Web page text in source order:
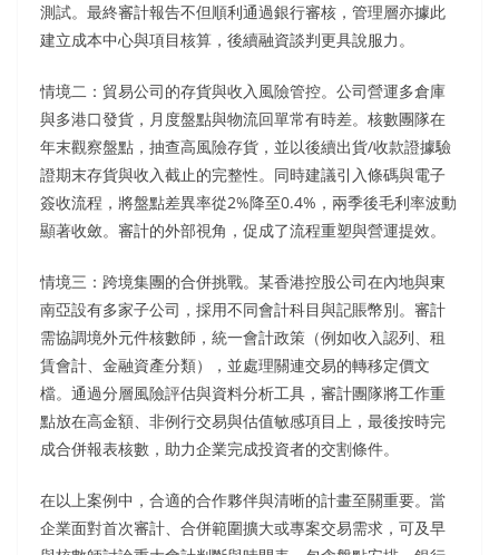
測試。最終審計報告不但順利通過銀行審核，管理層亦據此
建立成本中心與項目核算，後續融資談判更具說服力。
情境二：貿易公司的存貨與收入風險管控。公司營運多倉庫
與多港口發貨，月度盤點與物流回單常有時差。核數團隊在
年末觀察盤點，抽查高風險存貨，並以後續出貨/收款證據驗
證期末存貨與收入截止的完整性。同時建議引入條碼與電子
簽收流程，將盤點差異率從2%降至0.4%，兩季後毛利率波動
顯著收斂。審計的外部視角，促成了流程重塑與營運提效。
情境三：跨境集團的合併挑戰。某香港控股公司在內地與東
南亞設有多家子公司，採用不同會計科目與記賬幣別。審計
需協調境外元件核數師，統一會計政策（例如收入認列、租
賃會計、金融資產分類），並處理關連交易的轉移定價文
檔。通過分層風險評估與資料分析工具，審計團隊將工作重
點放在高金額、非例行交易與估值敏感項目上，最後按時完
成合併報表核數，助力企業完成投資者的交割條件。
在以上案例中，合適的合作夥伴與清晰的計畫至關重要。當
企業面對首次審計、合併範圍擴大或專案交易需求，可及早